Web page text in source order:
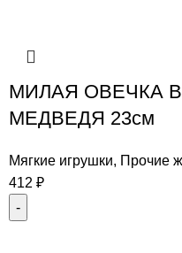
МИЛАЯ ОВЕЧКА
МЕДВЕДЯ 23см
Мягкие игрушки, Прочие
412 ₽